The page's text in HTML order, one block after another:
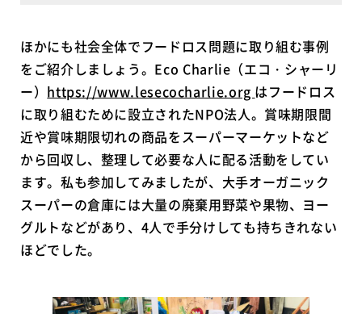
ほかにも社会全体でフードロス問題に取り組む事例
をご紹介しましょう。Eco Charlie（エコ・シャーリ
ー） https://www.lesecocharlie.org はフードロス
に取り組むために設立されたNPO法人。賞味期限間
近や賞味期限切れの商品をスーパーマーケットなど
から回収し、整理して必要な人に配る活動をしてい
ます。私も参加してみましたが、大手オーガニック
スーパーの倉庫には大量の廃棄用野菜や果物、ヨー
グルトなどがあり、4人で手分けしても持ちきれない
ほどでした。